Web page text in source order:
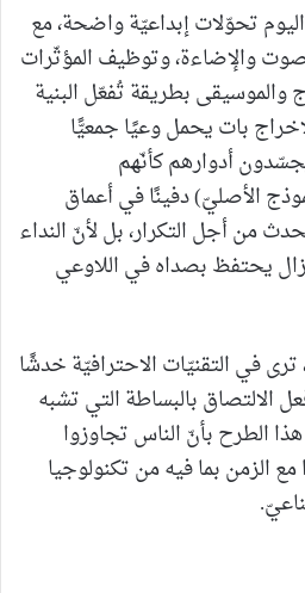
تحوّلات إبداعيّة واضحة، مع
والإضاءة، وتوظيف المؤثّرات
والموسيقى بطريقة تُفعّل البنية
بات يحمل وعيًا جمعيًّا
يُجسّدون أدوارهم كأنّهم
الأصليّ) دفينًا في أعماق
من أجل التكرار، بل لأنّ النداء
يحتفظ بصداه في اللاوعي
في التقنيّات الاحترافيّة خدشًا
الالتصاق بالبساطة التي تشبه
الطرح بأنّ الناس تجاوزوا
مع الزمن بما فيه من تكنولوجيا